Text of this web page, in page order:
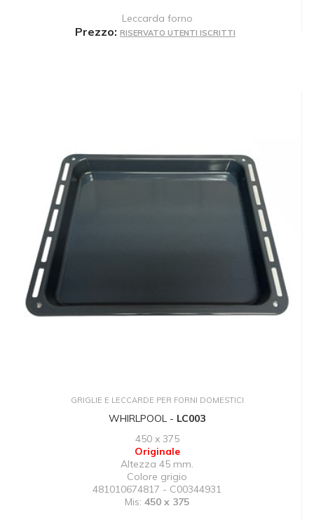
Leccarda forno
Prezzo: RISERVATO UTENTI ISCRITTI
GRIGLIE E LECCARDE PER FORNI DOMESTICI
WHIRLPOOL - LC003
450 x 375
Originale
Altezza 45 mm.
Colore grigio
481010674817 - C00344931
Mis: 450 x 375